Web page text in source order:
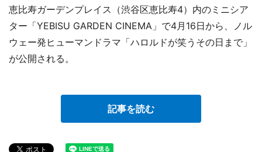
恵比寿ガーデンプレイス（渋谷区恵比寿4）内のミニシア
ター「YEBISU GARDEN CINEMA」で4月16日から、ノル
ウェー発ヒューマンドラマ「ハロルドが笑うその日まで」
が公開される。
記事を読む